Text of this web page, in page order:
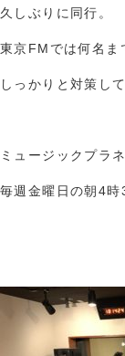
久しぶりに同行。
東京FMでは何名ま
しっかりと対策して
ミュージックプラ
毎週金曜日の朝4時